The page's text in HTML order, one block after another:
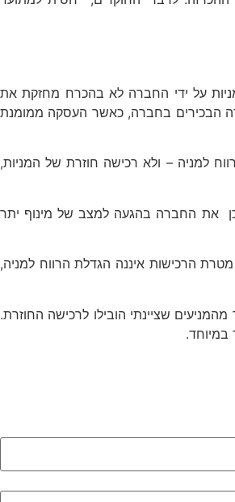
על ידי החברה לא בהכרח מחזקת את
הבכירים בחברה, כאשר העסקה ממומנת
למניה – ולא רכישה חוזרת של המניות,
את החברה בהגעה למצב של מינוף יתר
מטרת הרכישות איננה הגדלת הרווח למניה,
שציינתי הובילו לרכישה החוזרת.
במיוחד.